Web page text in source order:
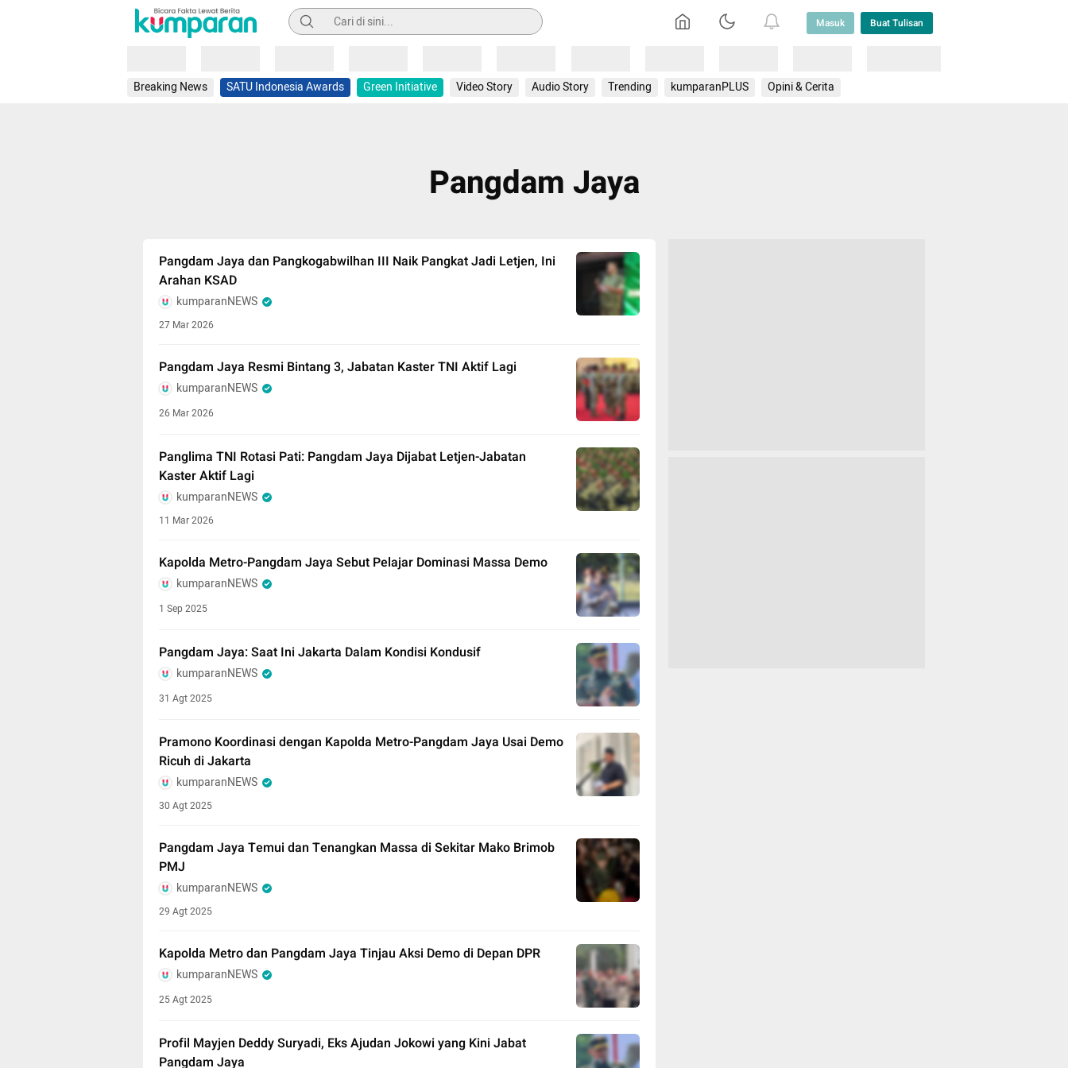
Pencarian Masuk Buat Tulisan
Breaking News SATU Indonesia Awards Green Initiative Video Story Audio Story Trending kumparanPLUS Opini & Cerita
Pangdam Jaya
Pangdam Jaya dan Pangkogabwilhan III Naik Pangkat Jadi Letjen, Ini
Arahan KSAD
kumparanNEWS
27 Mar 2026
Pangdam Jaya Resmi Bintang 3, Jabatan Kaster TNI Aktif Lagi
kumparanNEWS
26 Mar 2026
Panglima TNI Rotasi Pati: Pangdam Jaya Dijabat Letjen-Jabatan
Kaster Aktif Lagi
kumparanNEWS
11 Mar 2026
Kapolda Metro-Pangdam Jaya Sebut Pelajar Dominasi Massa Demo
kumparanNEWS
1 Sep 2025
Pangdam Jaya: Saat Ini Jakarta Dalam Kondisi Kondusif
kumparanNEWS
31 Agt 2025
Pramono Koordinasi dengan Kapolda Metro-Pangdam Jaya Usai Demo
Ricuh di Jakarta
kumparanNEWS
30 Agt 2025
Pangdam Jaya Temui dan Tenangkan Massa di Sekitar Mako Brimob
PMJ
kumparanNEWS
29 Agt 2025
Kapolda Metro dan Pangdam Jaya Tinjau Aksi Demo di Depan DPR
kumparanNEWS
25 Agt 2025
Profil Mayjen Deddy Suryadi, Eks Ajudan Jokowi yang Kini Jabat
Pangdam Jaya